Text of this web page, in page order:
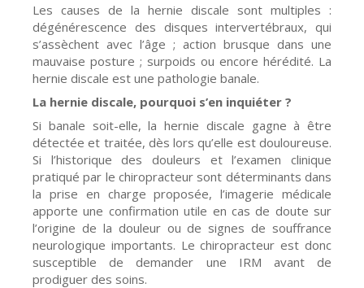
Les causes de la hernie discale sont multiples :
dégénérescence des disques intervertébraux, qui
s’assèchent avec l’âge ; action brusque dans une
mauvaise posture ; surpoids ou encore hérédité. La
hernie discale est une pathologie banale.
La hernie discale, pourquoi s’en inquiéter ?
Si banale soit-elle, la hernie discale gagne à être
détectée et traitée, dès lors qu’elle est douloureuse.
Si l’historique des douleurs et l’examen clinique
pratiqué par le chiropracteur sont déterminants dans
la prise en charge proposée, l’imagerie médicale
apporte une confirmation utile en cas de doute sur
l’origine de la douleur ou de signes de souffrance
neurologique importants. Le chiropracteur est donc
susceptible de demander une IRM avant de
prodiguer des soins.